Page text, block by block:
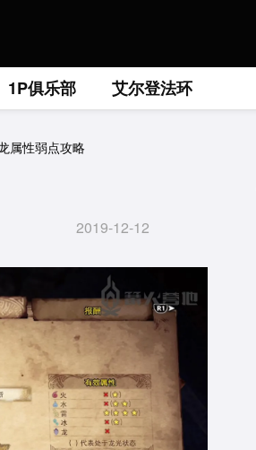
1P俱乐部 艾尔登法环
属性弱点攻略
2019-12-12